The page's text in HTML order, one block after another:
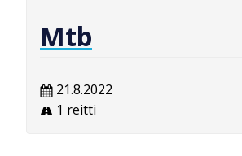
Mtb
21.8.2022
1 reitti